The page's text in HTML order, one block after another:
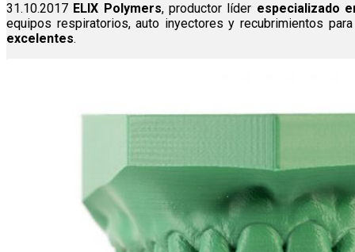
31.10.2017 ELIX Polymers, productor líder especializado
equipos respiratorios, auto inyectores y recubrimientos
excelentes.